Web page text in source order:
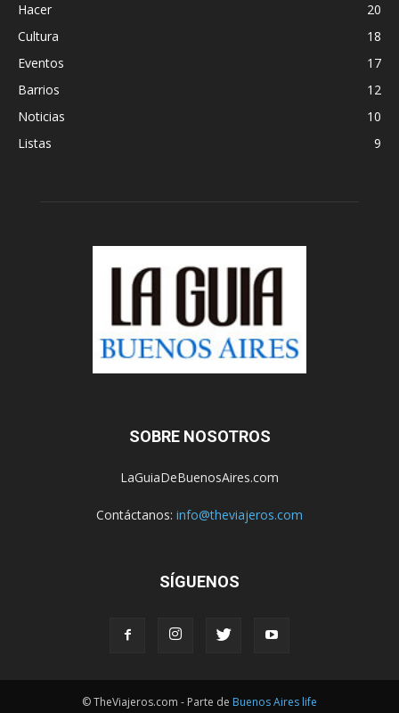
Hacer
20
Cultura
18
Eventos
17
Barrios
12
Noticias
10
Listas
9
SOBRE NOSOTROS
LaGuiaDeBuenosAires.com
Contáctanos: info@theviajeros.com
SÍGUENOS
© TheViajeros.com - Parte de Buenos Aires life